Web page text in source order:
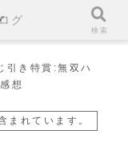
引き特賞:無双ハ
想
まれています。
グ
検索